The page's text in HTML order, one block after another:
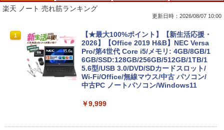
楽天 ノート 売れ筋ランキング
更新日時：2026/08/07 10:00
1
【★最大100%ポイント】【新生活応援・
2026】【Office 2019 H&B】NEC Versa
Pro/第4世代 Core i5/メモリ: 4GB/8GB/1
6GB/SSD:128GB/256GB/512GB/1TB/1
5.6型/USB 3.0/DVD/SDカードスロット/
Wi-Fi/Office/無線マウス/中古 パソコン/
中古PC ノートパソコン/Windows11
￥9,999